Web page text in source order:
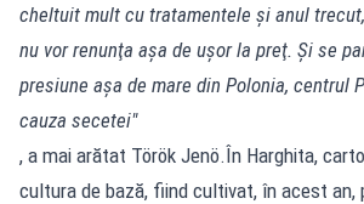
cheltuit mult cu tratamentele şi anul
nu vor renunţa aşa de uşor la preţ. Şi se
presiune aşa de mare din Polonia, centrul
cauza secetei"
, a mai arătat Török Jenö.În Harghita,
cultura de bază, fiind cultivat, în acest an,